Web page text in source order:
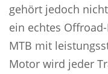
gehört jedoch
ein echtes
MTB mit
Motor wird jeder